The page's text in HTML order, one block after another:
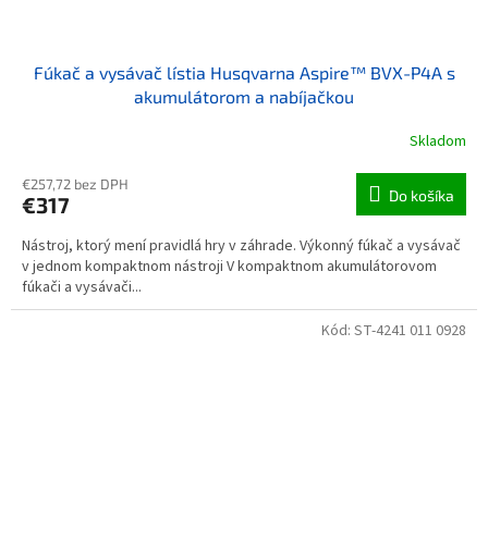
Fúkač a vysávač lístia Husqvarna Aspire™ BVX-P4A s
akumulátorom a nabíjačkou
Skladom
€257,72 bez DPH
€317 Do košíka
Nástroj, ktorý mení pravidlá hry v záhrade. Výkonný fúkač a vysávač
v jednom kompaktnom nástroji V kompaktnom akumulátorovom
fúkači a vysávači...
Kód: ST-4241 011 0928